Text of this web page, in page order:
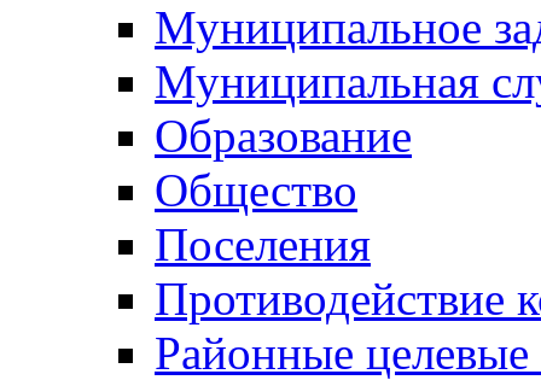
Муниципальное
Муниципальная
Образование
Общество
Поселения
Противодействие
Районные